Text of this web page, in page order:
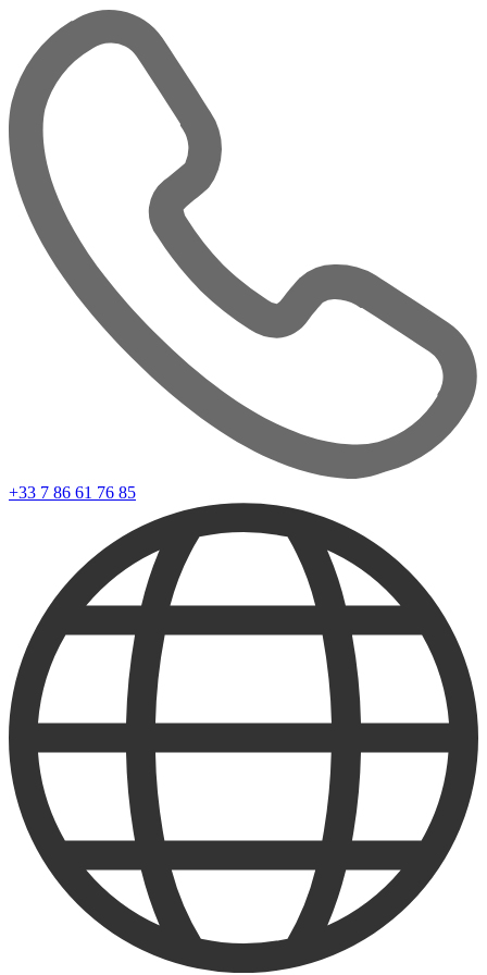
+33 7 86 61 76 85